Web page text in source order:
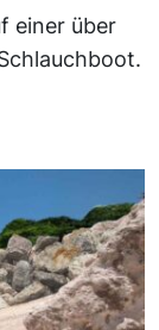
einer über